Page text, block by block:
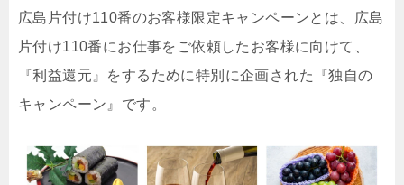
広島片付け110番のお客様限定キャンペーンとは、広島
片付け110番にお仕事をご依頼したお客様に向けて、
『利益還元』をするために特別に企画された『独自の
キャンペーン』です。